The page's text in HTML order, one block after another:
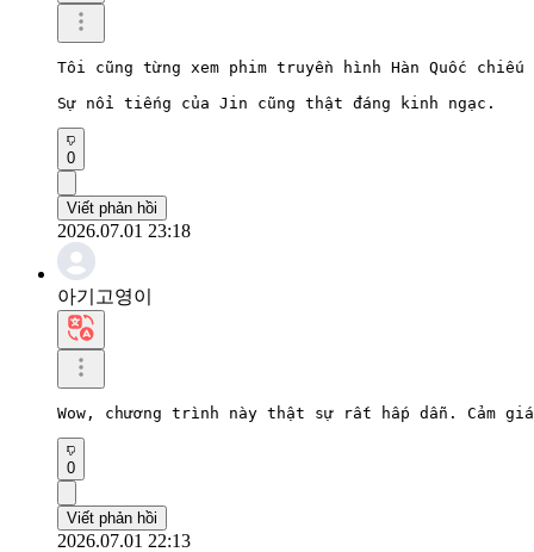
Tôi cũng từng xem phim truyền hình Hàn Quốc
Sự nổi tiếng của Jin cũng thật đáng kinh ngạc.
0
Viết phản hồi
2026.07.01 23:18
아기고영이
Wow, chương trình này thật sự rất hấp dẫn. Cảm
0
Viết phản hồi
2026.07.01 22:13